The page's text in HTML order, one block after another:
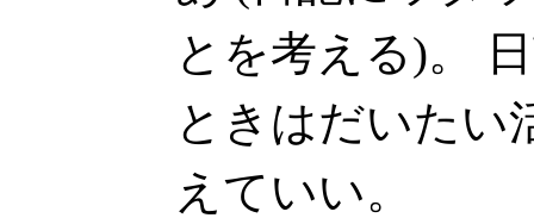
とを考える)。
ときはだいたい
えていい。